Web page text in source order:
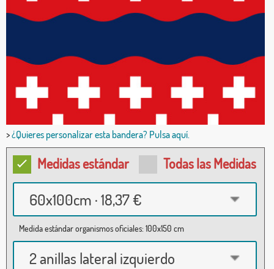
>¿Quieres personalizar esta bandera? Pulsa aquí.
Medidas estándar Todas las Medidas
60x100cm · 18,37 €
Medida estándar organismos oficiales: 100x150 cm
2 anillas lateral izquierdo